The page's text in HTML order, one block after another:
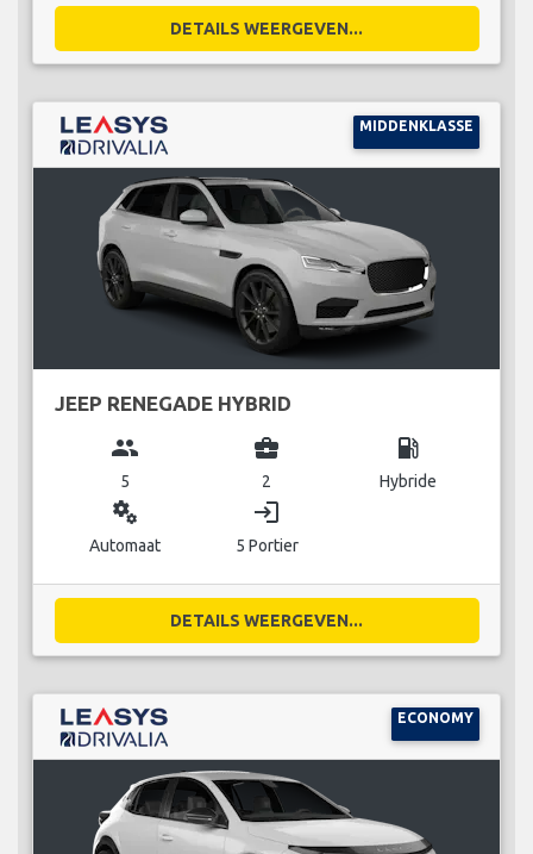
DETAILS WEERGEVEN...
MIDDENKLASSE
JEEP RENEGADE HYBRID
group
5
business_center
2
local_gas_station
Hybride
miscellaneous_services
Automaat
login
5 Portier
DETAILS WEERGEVEN...
ECONOMY